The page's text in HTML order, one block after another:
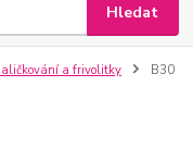
Hledat
a frivolitky
B30